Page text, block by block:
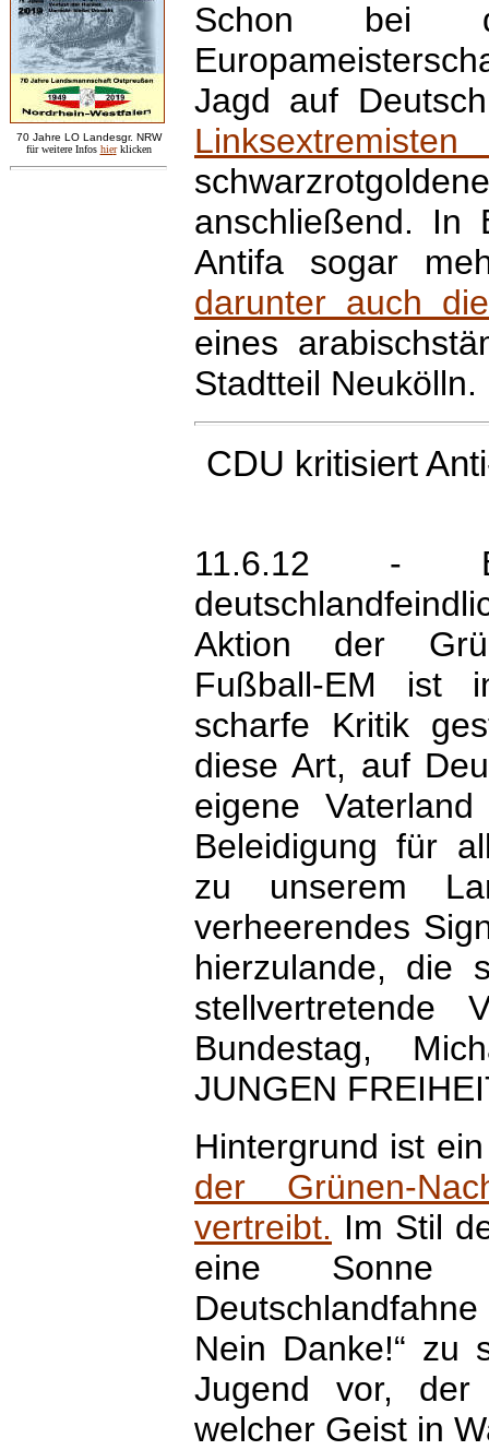
70 Jahre LO Landesgr. NRW
für weitere Infos hier klicken
Schon bei
Jagd auf
anschließend. In
Antifa sogar
darunter auch
eines
Stadtteil Neukölln.
CDU kritisiert
11.6.12 -
Aktion der
Fußball-EM ist
scharfe Kritik
diese Art, auf
eigene
Beleidigung für
zu unserem
verheerendes
hierzulande, die
stellvertretende
Bundestag,
JUNGEN
Hintergrund ist
der Grünen-
vertreibt. Im Stil
eine Sonne
Nein Danke!“ zu
Jugend vor, der
welcher Geist in